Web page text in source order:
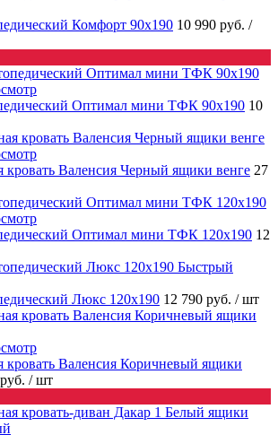
Комфорт 90х190 10 990 руб. /
Оптимал мини ТФК 90х190 10
кровать Валенсия Черный ящики венге 27
Оптимал мини ТФК 120х190 12
Быстрый
Люкс 120х190 12 790 руб. / шт
кровать Валенсия Коричневый ящики
/ шт